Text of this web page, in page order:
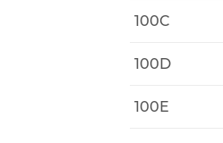
100C
100D
100E